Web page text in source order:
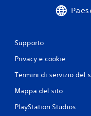
Supporto
Privacy e cookie
Termini di servizio del
Mappa del sito
PlayStation Studios